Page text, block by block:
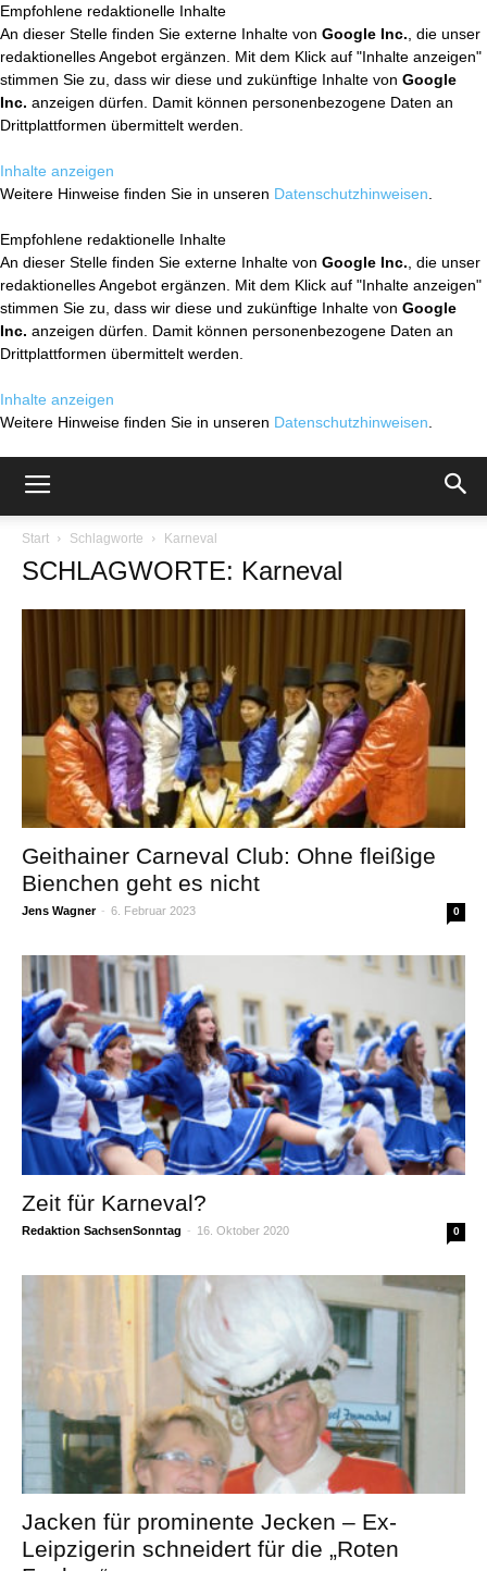
Empfohlene redaktionelle Inhalte
An dieser Stelle finden Sie externe Inhalte von Google Inc. , die unser
redaktionelles Angebot ergänzen. Mit dem Klick auf "Inhalte anzeigen"
stimmen Sie zu, dass wir diese und zukünftige Inhalte von Google
Inc. anzeigen dürfen. Damit können personenbezogene Daten an
Drittplattformen übermittelt werden.
Inhalte anzeigen
Weitere Hinweise finden Sie in unseren Datenschutzhinweisen
Empfohlene redaktionelle Inhalte
An dieser Stelle finden Sie externe Inhalte von Google Inc. , die unser
redaktionelles Angebot ergänzen. Mit dem Klick auf "Inhalte anzeigen"
stimmen Sie zu, dass wir diese und zukünftige Inhalte von Google
Inc. anzeigen dürfen. Damit können personenbezogene Daten an
Drittplattformen übermittelt werden.
Inhalte anzeigen
Weitere Hinweise finden Sie in unseren Datenschutzhinweisen
Start Schlagworte Karneval
SCHLAGWORTE: Karneval
Geithainer Carneval Club: Ohne fleißige
Bienchen geht es nicht
Jens Wagner - 6. Februar 2023 0
Zeit für Karneval?
Redaktion SachsenSonntag - 16. Oktober 2020 0
Jacken für prominente Jecken – Ex-
Leipzigerin schneidert für die „Roten